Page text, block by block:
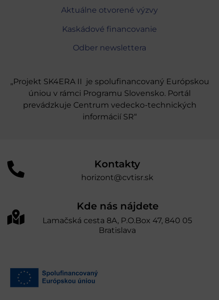
Aktuálne otvorené výzvy
Kaskádové financovanie
Odber newslettera
„Projekt SK4ERA II je spolufinancovaný Európskou
úniou v rámci Programu Slovensko. Portál
prevádzkuje Centrum vedecko-technických
informácií SR“
Kontakty
horizont@cvtisr.sk
Kde nás nájdete
Lamačská cesta 8A, P.O.Box 47, 840 05
Bratislava